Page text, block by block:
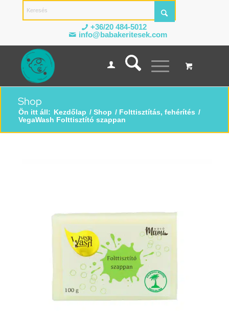
+36/20 484-5012
info@babakeritesek.com
Shop
Ön itt áll: Kezdőlap / Shop / Folttisztítás, fehérítés /
VegaWash Folttisztító szappan